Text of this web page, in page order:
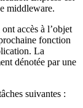
middleware.
accès à l’objet
fonction
La
dénotée par une
suivantes :